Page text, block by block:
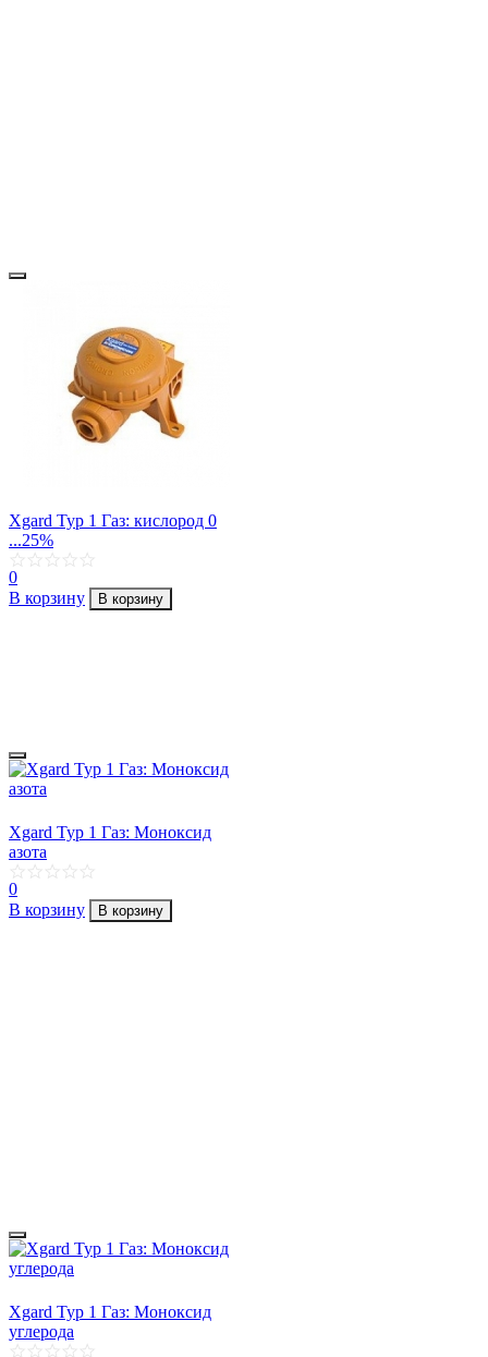
Xgard Typ 1 Газ: кислород 0
...25%
0
В корзину
В корзину
Xgard Typ 1 Газ: Моноксид
азота
0
В корзину
В корзину
Xgard Typ 1 Газ: Моноксид
углерода